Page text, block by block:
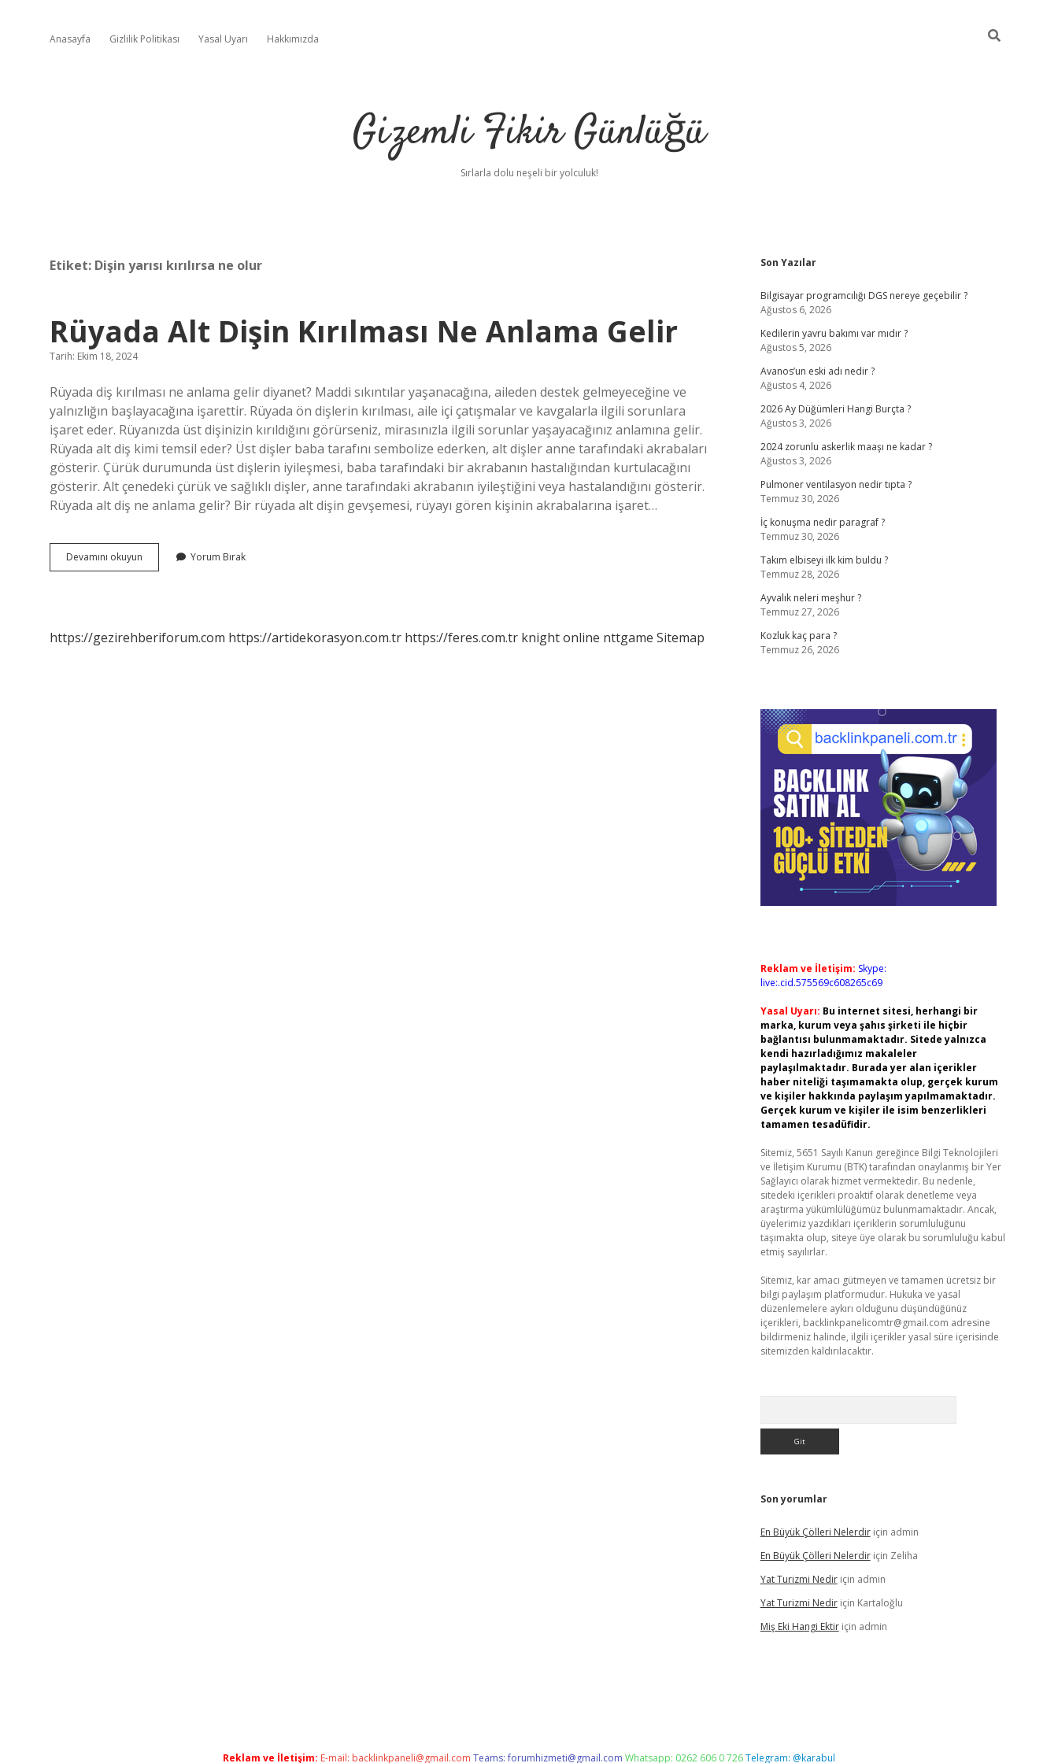
Anasayfa Gizlilik Politikası Yasal Uyarı Hakkımızda
Gizemli Fikir Günlüğü
Sırlarla dolu neşeli bir yolculuk!
Etiket: Dişin yarısı kırılırsa ne olur
Rüyada Alt Dişin Kırılması Ne Anlama Gelir
Tarih: Ekim 18, 2024
Rüyada diş kırılması ne anlama gelir diyanet? Maddi sıkıntılar yaşanacağına, aileden destek gelmeyeceğine ve
yalnızlığın başlayacağına işarettir. Rüyada ön dişlerin kırılması, aile içi çatışmalar ve kavgalarla ilgili sorunlara
işaret eder. Rüyanızda üst dişinizin kırıldığını görürseniz, mirasınızla ilgili sorunlar yaşayacağınız anlamına gelir.
Rüyada alt diş kimi temsil eder? Üst dişler baba tarafını sembolize ederken, alt dişler anne tarafındaki akrabaları
gösterir. Çürük durumunda üst dişlerin iyileşmesi, baba tarafındaki bir akrabanın hastalığından kurtulacağını
gösterir. Alt çenedeki çürük ve sağlıklı dişler, anne tarafındaki akrabanın iyileştiğini veya hastalandığını gösterir.
Rüyada alt diş ne anlama gelir? Bir rüyada alt dişin gevşemesi, rüyayı gören kişinin akrabalarına işaret…
Devamını okuyun
Alt
Gelir
Yorum Bırak
https://gezirehberiforum.com https://artidekorasyon.com.tr https://feres.com.tr knight online nttgame Sitemap
Sidebar
Son Yazılar
Bilgisayar programcılığı DGS nereye geçebilir ?
Ağustos 6, 2026
Kedilerin yavru bakımı var mıdır ?
Ağustos 5, 2026
Avanos’un eski adı nedir ?
Ağustos 4, 2026
2026 Ay Düğümleri Hangi Burçta ?
Ağustos 3, 2026
2024 zorunlu askerlik maaşı ne kadar ?
Ağustos 3, 2026
Pulmoner ventilasyon nedir tıpta ?
Temmuz 30, 2026
İç konuşma nedir paragraf ?
Temmuz 30, 2026
Takım elbiseyi ilk kim buldu ?
Temmuz 28, 2026
Ayvalık neleri meşhur ?
Temmuz 27, 2026
Kozluk kaç para ?
Temmuz 26, 2026
Reklam ve İletişim: Skype:
live:.cid.575569c608265c69
Yasal Uyarı: Bu internet sitesi, herhangi bir
marka, kurum veya şahıs şirketi ile hiçbir
bağlantısı bulunmamaktadır. Sitede yalnızca
kendi hazırladığımız makaleler
paylaşılmaktadır. Burada yer alan içerikler
haber niteliği taşımamakta olup, gerçek kurum
ve kişiler hakkında paylaşım yapılmamaktadır.
Gerçek kurum ve kişiler ile isim benzerlikleri
tamamen tesadüfidir.
Sitemiz, 5651 Sayılı Kanun gereğince Bilgi Teknolojileri
ve İletişim Kurumu (BTK) tarafından onaylanmış bir Yer
Sağlayıcı olarak hizmet vermektedir. Bu nedenle,
sitedeki içerikleri proaktif olarak denetleme veya
araştırma yükümlülüğümüz bulunmamaktadır. Ancak,
üyelerimiz yazdıkları içeriklerin sorumluluğunu
taşımakta olup, siteye üye olarak bu sorumluluğu kabul
etmiş sayılırlar.
Sitemiz, kar amacı gütmeyen ve tamamen ücretsiz bir
bilgi paylaşım platformudur. Hukuka ve yasal
düzenlemelere aykırı olduğunu düşündüğünüz
içerikleri, backlinkpanelicomtr@gmail.com adresine
bildirmeniz halinde, ilgili içerikler yasal süre içerisinde
sitemizden kaldırılacaktır.
Son yorumlar
En Büyük Çölleri Nelerdiriçin admin
En Büyük Çölleri Nelerdiriçin Zeliha
Yat Turizmi Nediriçin admin
Yat Turizmi Nediriçin Kartaloğlu
Miş Eki Hangi Ektiriçin admin
Reklam ve İletişim: E-mail: backlinkpaneli@gmail.com Teams:forumhizmeti@gmail.com Whatsapp: 0262 606 0 726Telegram: @karabul